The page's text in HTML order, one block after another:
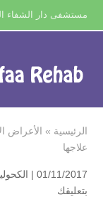
مستشفى دار الشفاء
الرئيسية » الأعراض
علاجها
01/11/2017 |
بتعليقك